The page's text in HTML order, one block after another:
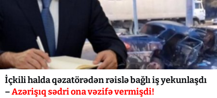
İçkili halda qəzatörədən rəislə bağlı iş yekunlaşdı
–Azərişıq sədri ona vəzifə vermişdi!